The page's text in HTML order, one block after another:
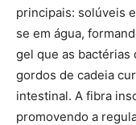
principais: solúveis
se em água,
gel que as bactérias
gordos de cadeia
intestinal. A fibra
promovendo a